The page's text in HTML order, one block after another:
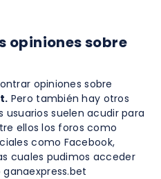
opiniones sobre
opiniones sobre
Pero también hay otros
suelen acudir para
ellos los foros como
como Facebook,
cuales pudimos acceder